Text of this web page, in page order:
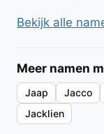
Bekijk alle
Meer namen
Jaap Jacco
Jacklien